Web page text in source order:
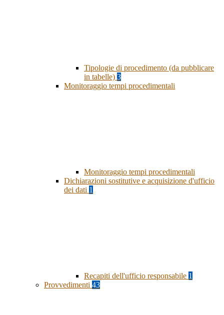
Tipologie di procedimento (da pubblicare
in tabelle) 3
Monitoraggio tempi procedimentali
Monitoraggio tempi procedimentali
Dichiarazioni sostitutive e acquisizione d'ufficio
dei dati 1
Recapiti dell'ufficio responsabile 1
Provvedimenti 43